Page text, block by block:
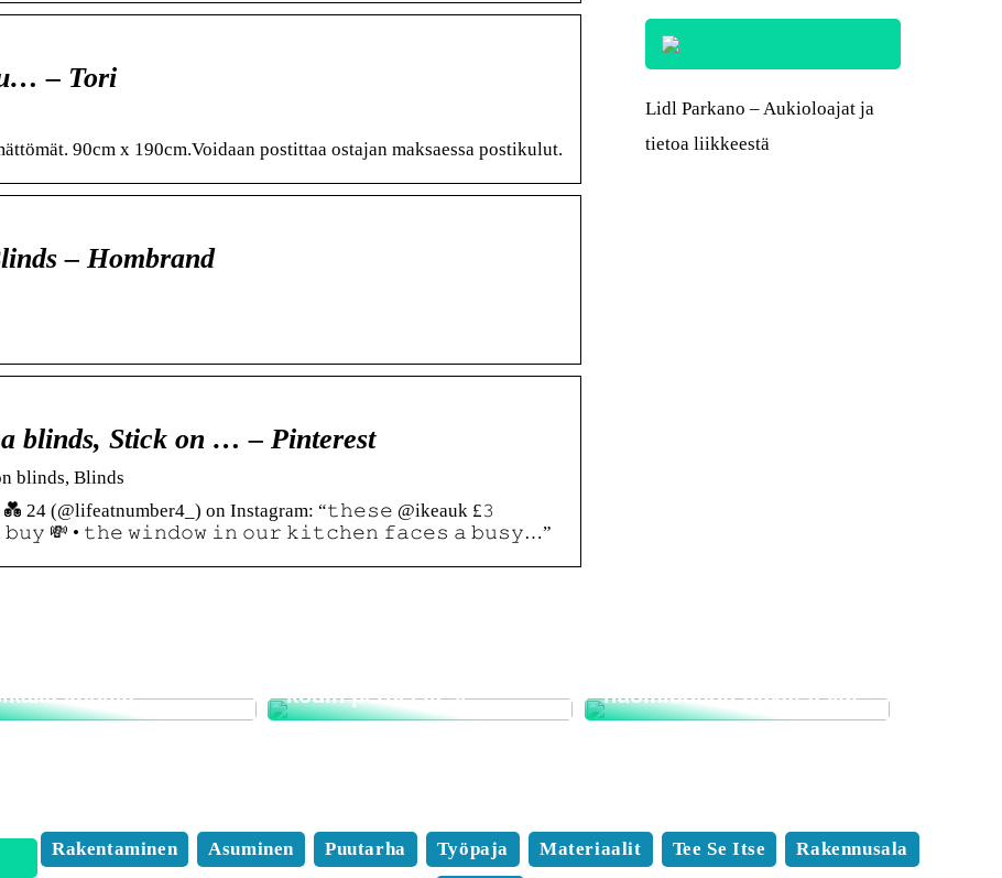
– Tori
90cm x 190cm.Voidaan postittaa ostajan maksaessa postikulut.
– Hombrand
blinds, Stick on … – Pinterest
blinds, Blinds
💑 24 (@lifeatnumber4_) on Instagram: “𝚝𝚑𝚎𝚜𝚎 @ikeauk £𝟹
💸 • 𝚝𝚑𝚎 𝚠𝚒𝚗𝚍𝚘𝚠 𝚒𝚗 𝚘𝚞𝚛 𝚔𝚒𝚝𝚌𝚑𝚎𝚗 𝚏𝚊𝚌𝚎𝚜 𝚊 𝚋𝚞𝚜𝚢…”
Lidl Parkano – Aukioloajat ja
tietoa liikkeestä
kodin perheellesi
huomioonotettavat asiat
Rakentaminen Asuminen Puutarha Työpaja Materiaalit Tee Se Itse Rakennusala